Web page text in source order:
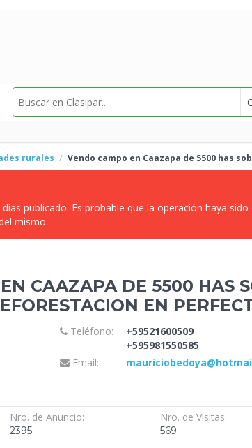
rurales Vendo campo en Caazapa de 5500 has
publicado. Es probable que la operación haya
mismo.
CAAZAPA DE 5500 HAS
EN
Teléfono:
+59521600509
+595981550585
Email:
Nro. de Anuncio:
2395
Nro. de Visitas:
569